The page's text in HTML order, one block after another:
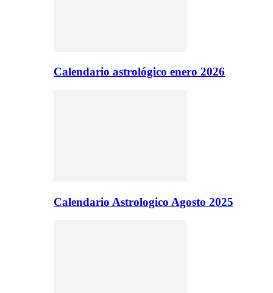
Calendario astrológico enero 2026
Calendario Astrologico Agosto 2025